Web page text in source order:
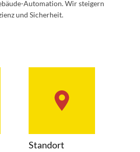
Automation. Wir steigern
und Sicherheit.
Standort